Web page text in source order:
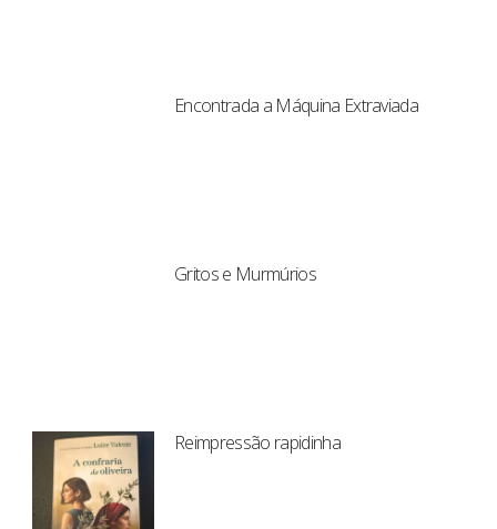
Encontrada a Máquina Extraviada
Gritos e Murmúrios
Reimpressão rapidinha